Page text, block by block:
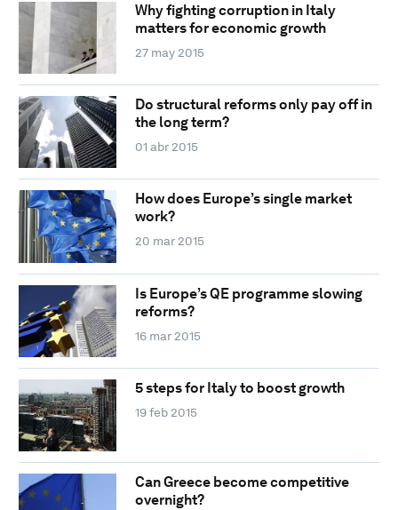
Why fighting corruption in Italy
matters for economic growth
27 may 2015
Do structural reforms only pay off in
the long term?
01 abr 2015
How does Europe’s single market
work?
20 mar 2015
Is Europe’s QE programme slowing
reforms?
16 mar 2015
5 steps for Italy to boost growth
19 feb 2015
Can Greece become competitive
overnight?